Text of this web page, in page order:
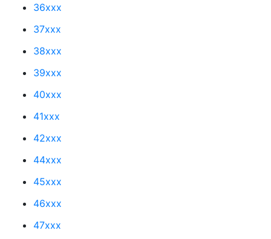
36xxx
37xxx
38xxx
39xxx
40xxx
41xxx
42xxx
44xxx
45xxx
46xxx
47xxx